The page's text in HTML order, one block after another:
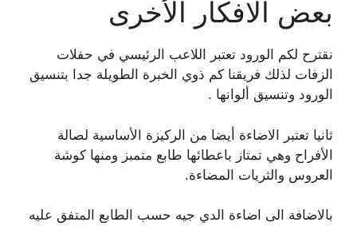
بعض الافكار الأخرى
نقترح لكم الورود تعتبر اللاعب الرئيسي في حفلات
الزفات لذلك فريقنا كم ذوي الخبرة الطويلة جدا بتنسيق
الورود وتنسيق ألوانها .
ثانيا تعتبر الاضاءة أيضا من الركيزة الأساسية لصالة
الأفراح وهي تمتاز باعطائها طابع متمبز ومنها كوشة
العروس والثريات المضاءة.
بالاضافة الى اضاءة الدي جيه حسب الطابع المتفق عليه